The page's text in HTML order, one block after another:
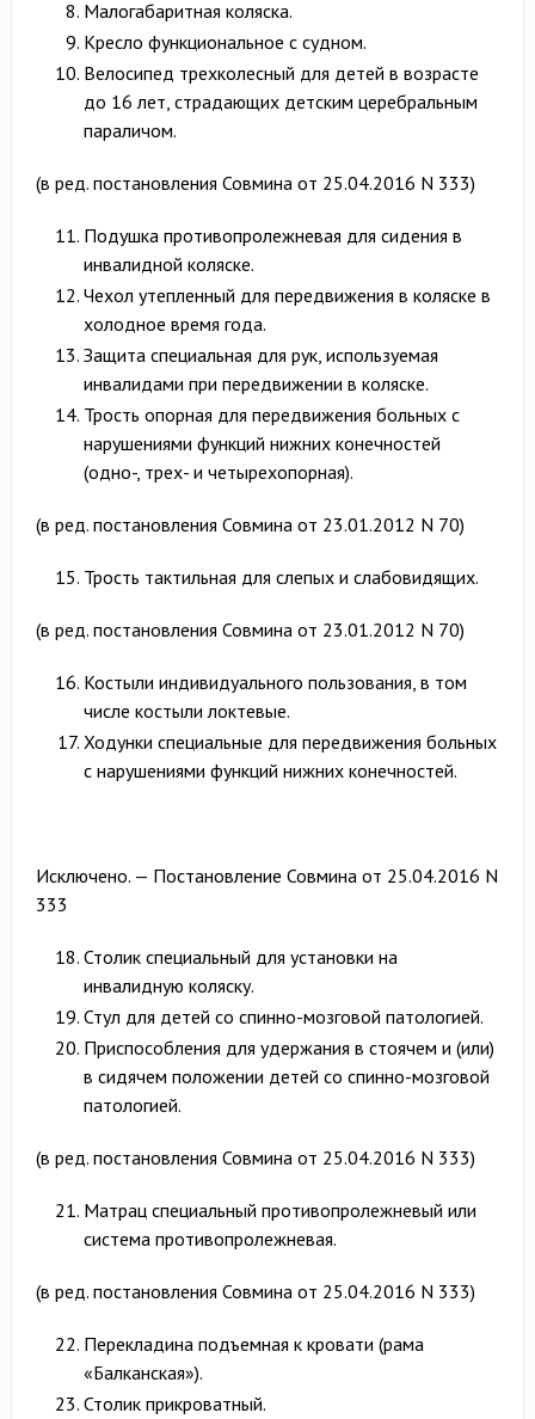
Малогабаритная коляска.
Кресло функциональное с судном.
Велосипед трехколесный для детей в возрасте
до 16 лет, страдающих детским церебральным
параличом.
(в ред. постановления Совмина от 25.04.2016 N 333)
Подушка противопролежневая для сидения в
инвалидной коляске.
Чехол утепленный для передвижения в коляске в
холодное время года.
Защита специальная для рук, используемая
инвалидами при передвижении в коляске.
Трость опорная для передвижения больных с
нарушениями функций нижних конечностей
(одно-, трех- и четырехопорная).
(в ред. постановления Совмина от 23.01.2012 N 70)
Трость тактильная для слепых и слабовидящих.
(в ред. постановления Совмина от 23.01.2012 N 70)
Костыли индивидуального пользования, в том
числе костыли локтевые.
Ходунки специальные для передвижения больных
с нарушениями функций нижних конечностей.
Исключено. — Постановление Совмина от 25.04.2016 N
333
Столик специальный для установки на
инвалидную коляску.
Стул для детей со спинно-мозговой патологией.
Приспособления для удержания в стоячем и (или)
в сидячем положении детей со спинно-мозговой
патологией.
(в ред. постановления Совмина от 25.04.2016 N 333)
Матрац специальный противопролежневый или
система противопролежневая.
(в ред. постановления Совмина от 25.04.2016 N 333)
Перекладина подъемная к кровати (рама
«Балканская»).
Столик прикроватный.